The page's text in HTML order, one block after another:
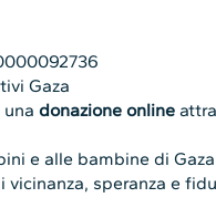
Gaza
unadonazione online
e alle bambine di
vicinanza, speranza e